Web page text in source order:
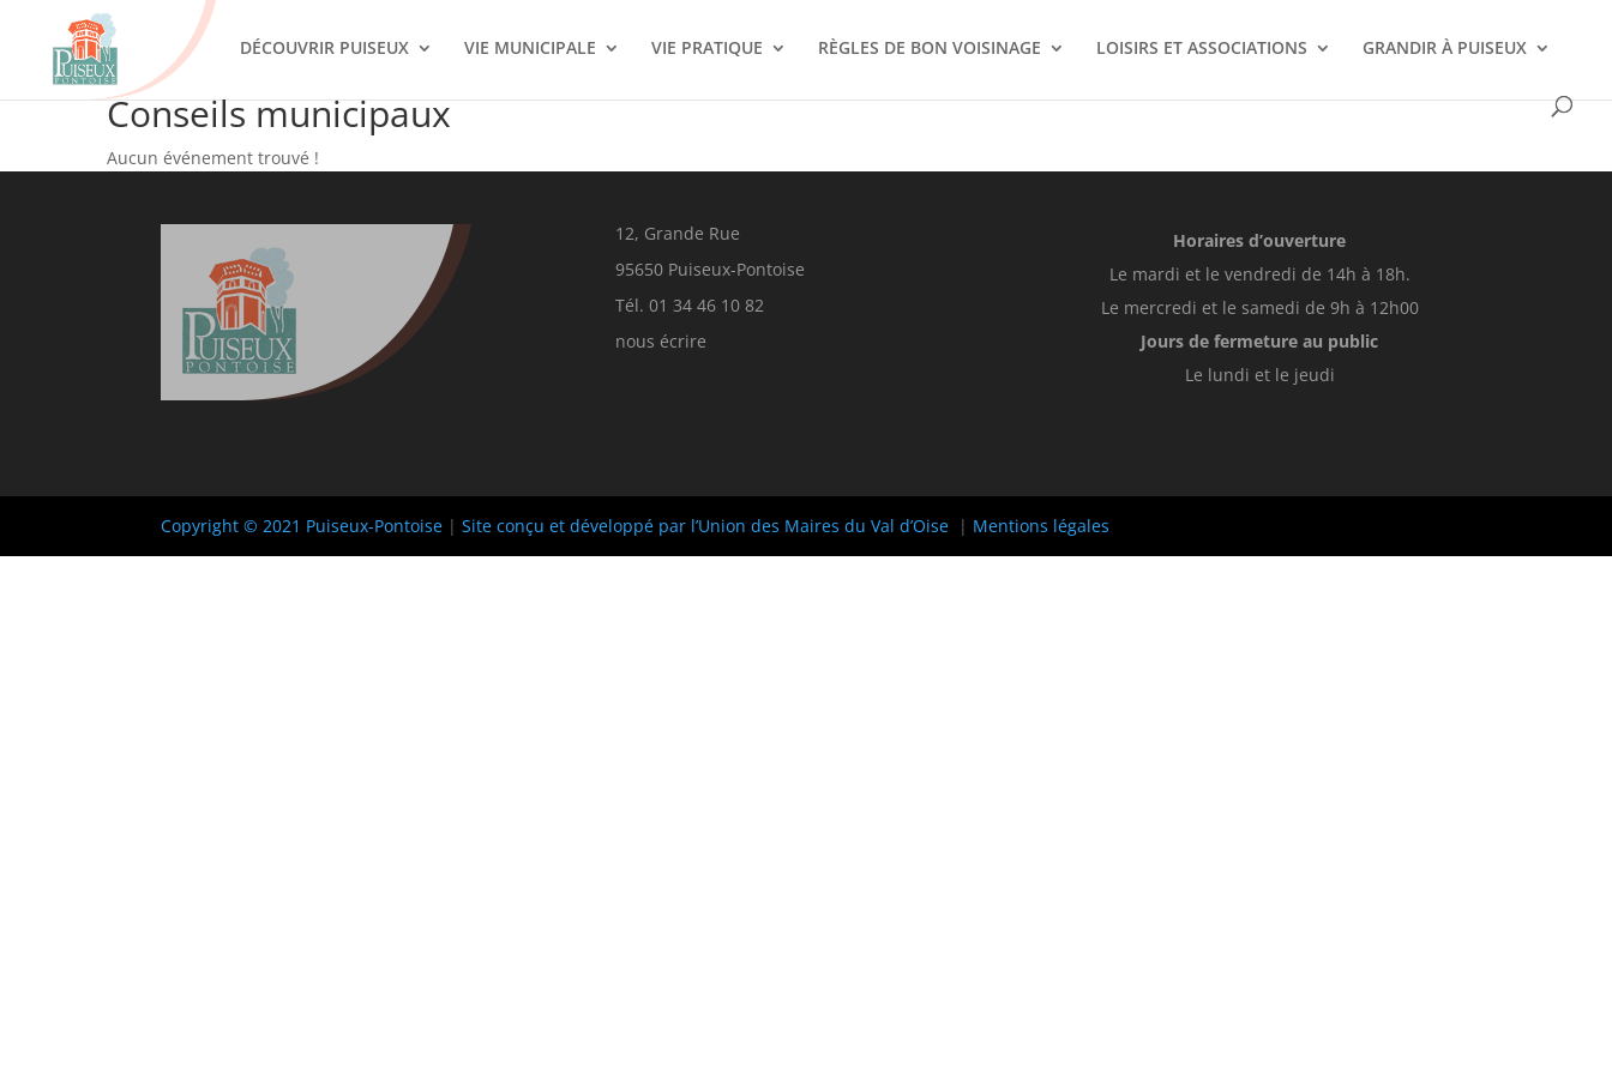
DÉCOUVRIR PUISEUX VIE MUNICIPALE VIE PRATIQUE RÈGLES DE BON VOISINAGE LOISIRS ET ASSOCIATIONS GRANDIR À PUISEUX
Conseils municipaux
Aucun événement trouvé !
12, Grande Rue
95650 Puiseux-Pontoise
Tél. 01 34 46 10 82
nous écrire
Horaires d’ouverture
Le mardi et le vendredi de 14h à 18h.
Le mercredi et le samedi de 9h à 12h00
Jours de fermeture au public
Le lundi et le jeudi
Copyright © 2021 Puiseux-Pontoise |Site conçu et développé par l’Union des Maires du Val d’Oise | Mentions légales